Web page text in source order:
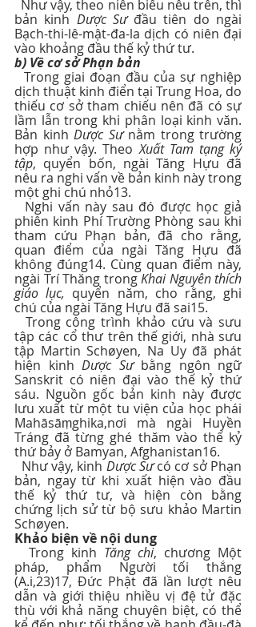
bản kinh Dược Sư đầu tiên do ngài
Bạch-thi-lê-mật-đa-la dịch có niên đại
vào khoảng đầu thế kỷ thứ tư.
b) Về cơ sở Phạn bản
dịch thuật kinh điển tại Trung Hoa, do
thiếu cơ sở tham chiếu nên đã có sự
lầm lẫn trong khi phân loại kinh văn.
Bản kinh Dược Sư nằm trong trường
hợp như vậy. Theo Xuất Tam tạng ký
tập, quyển bốn, ngài Tăng Hựu đã
nêu ra nghi vấn về bản kinh này trong
một ghi chú nhỏ13.
phiên kinh Phí Trường Phòng sau khi
tham cứu Phạn bản, đã cho rằng,
quan điểm của ngài Tăng Hựu đã
không đúng14. Cùng quan điểm này,
ngài Trí Thăng trong Khai Nguyên thích
giáo lục, quyển năm, cho rằng, ghi
chú của ngài Tăng Hựu đã sai15.
tập các cổ thư trên thế giới, nhà sưu
tập Martin Schøyen, Na Uy đã phát
hiện kinh Dược Sư bằng ngôn ngữ
Sanskrit có niên đại vào thế kỷ thứ
sáu. Nguồn gốc bản kinh này được
lưu xuất từ một tu viện của học phái
Mahāsāṃghika,nơi mà ngài Huyền
Tráng đã từng ghé thăm vào thế kỷ
thứ bảy ở Bamyan, Afghanistan16.
  Như vậy, kinh
Dược Sư có cơ sở Phạn
bản, ngay từ khi xuất hiện vào đầu
thế kỷ thứ tư, và hiện còn bằng
chứng lịch sử từ bộ sưu khảo Martin
Schøyen.
Khảo biện về nội dung
  Trong kinh
Tăng chi, chương Một
pháp, phẩm Người tối thắng
(A.i,23)17, Đức Phật đã lần lượt nêu
dẫn và giới thiệu nhiều vị đệ tử đặc
thù với khả năng chuyên biệt, có thể